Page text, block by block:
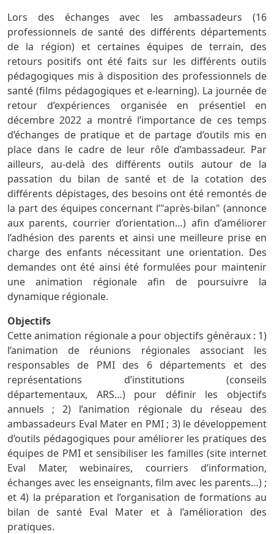
Lors des échanges avec les ambassadeurs (16
professionnels de santé des différents départements
de la région) et certaines équipes de terrain, des
retours positifs ont été faits sur les différents outils
pédagogiques mis à disposition des professionnels de
santé (films pédagogiques et e-learning). La journée de
retour d’expériences organisée en présentiel en
décembre 2022 a montré l’importance de ces temps
d’échanges de pratique et de partage d’outils mis en
place dans le cadre de leur rôle d’ambassadeur. Par
ailleurs, au-delà des différents outils autour de la
passation du bilan de santé et de la cotation des
différents dépistages, des besoins ont été remontés de
la part des équipes concernant l’"après-bilan" (annonce
aux parents, courrier d’orientation…) afin d’améliorer
l’adhésion des parents et ainsi une meilleure prise en
charge des enfants nécessitant une orientation. Des
demandes ont été ainsi été formulées pour maintenir
une animation régionale afin de poursuivre la
dynamique régionale.
Objectifs
Cette animation régionale a pour objectifs généraux : 1)
l’animation de réunions régionales associant les
responsables de PMI des 6 départements et des
représentations d’institutions (conseils
départementaux, ARS…) pour définir les objectifs
annuels ; 2) l’animation régionale du réseau des
ambassadeurs Eval Mater en PMI ; 3) le développement
d’outils pédagogiques pour améliorer les pratiques des
équipes de PMI et sensibiliser les familles (site internet
Eval Mater, webinaires, courriers d’information,
échanges avec les enseignants, film avec les parents…) ;
et 4) la préparation et l’organisation de formations au
bilan de santé Eval Mater et à l’amélioration des
pratiques.